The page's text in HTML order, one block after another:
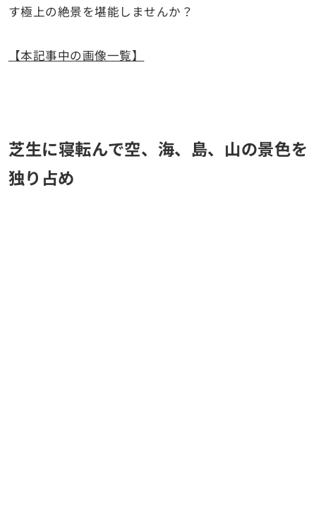
す極上の絶景を堪能しませんか？
【本記事中の画像一覧】
芝生に寝転んで空、海、島、山の景色を
独り占め